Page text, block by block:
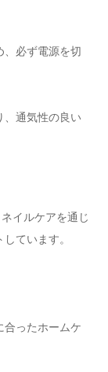
、必ず電源を切
、通気性の良い
イルケアを通じ
ています。
合ったホームケ